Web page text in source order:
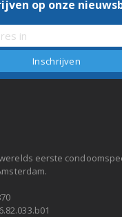
op onze
eerste